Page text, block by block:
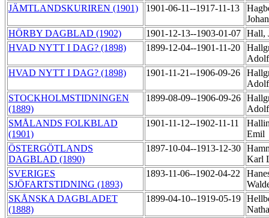
JÄMTLANDSKURIREN (1901) 1901-06-11--1917-11-13
HÖRBY DAGBLAD (1902)
1901-12-13--1903-01-07 Hall,
HVAD NYTT I DAG? (1898)
1899-12-04--1901-11-20
HVAD NYTT I DAG? (1898)
1901-11-21--1906-09-26
STOCKHOLMSTIDNINGEN
(1889)
1899-08-09--1906-09-26
SMÅLANDS FOLKBLAD
(1901)
1901-11-12--1902-11-11
Emil
ÖSTERGÖTLANDS
DAGBLAD (1890)
1897-10-04--1913-12-30
Karl
SVERIGES
SJÖFARTSTIDNING (1893)
1893-11-06--1902-04-22
SKÅNSKA DAGBLADET
(1888)
1899-04-10--1919-05-19